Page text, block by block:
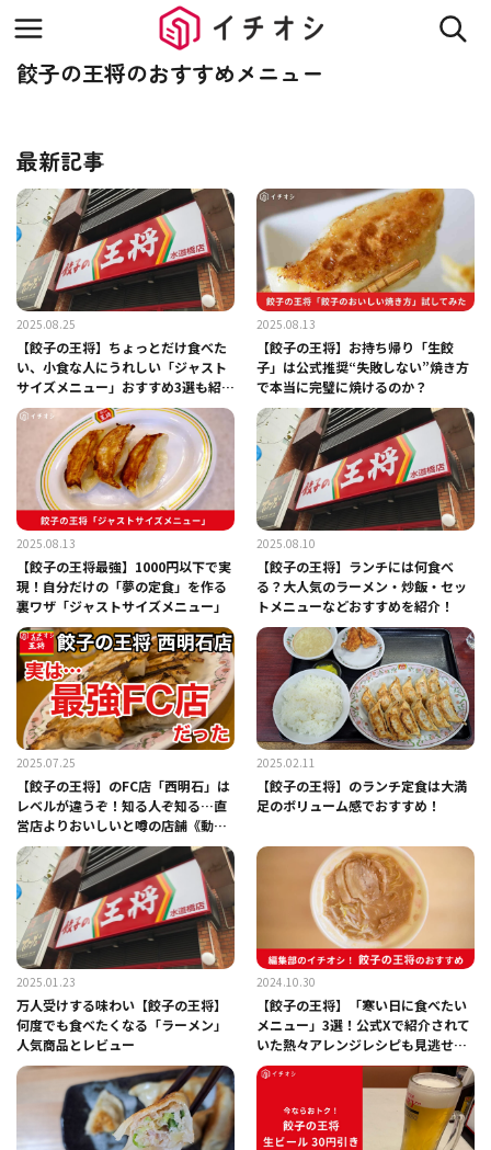
餃子の王将のおすすめメニュー
最新記事
2025.08.25
【餃子の王将】ちょっとだけ食べた
い、小食な人にうれしい「ジャスト
サイズメニュー」おすすめ3選も紹
介！
2025.08.13
【餃子の王将】お持ち帰り「生餃
子」は公式推奨“失敗しない”焼き方
で本当に完璧に焼けるのか？
2025.08.13
【餃子の王将最強】1000円以下で実
現！自分だけの「夢の定食」を作る
裏ワザ「ジャストサイズメニュー」
2025.08.10
【餃子の王将】ランチには何食べ
る？大人気のラーメン・炒飯・セッ
トメニューなどおすすめを紹介！
2025.07.25
【餃子の王将】のFC店「西明石」は
レベルが違うぞ！知る人ぞ知る…直
営店よりおいしいと噂の店舗《動
画》
2025.02.11
【餃子の王将】のランチ定食は大満
足のボリューム感でおすすめ！
2025.01.23
万人受けする味わい【餃子の王将】
何度でも食べたくなる「ラーメン」
人気商品とレビュー
2024.10.30
【餃子の王将】「寒い日に食べたい
メニュー」3選！公式Xで紹介されて
いた熱々アレンジレシピも見逃せな
い～！